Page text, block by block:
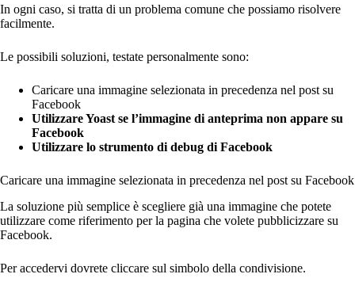
In ogni caso, si tratta di un problema comune che possiamo risolvere
facilmente.
Le possibili soluzioni, testate personalmente sono:
Caricare una immagine selezionata in precedenza nel post su
Facebook
Utilizzare Yoast se l’immagine di anteprima non appare su
Facebook
Utilizzare lo strumento di debug di Facebook
Caricare una immagine selezionata in precedenza nel post su Facebook
La soluzione più semplice è scegliere già una immagine che potete
utilizzare come riferimento per la pagina che volete pubblicizzare su
Facebook.
Per accedervi dovrete cliccare sul simbolo della condivisione.